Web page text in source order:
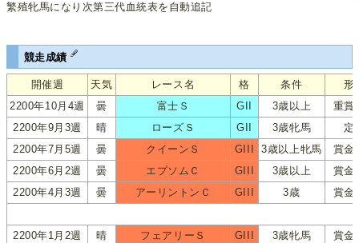
繁殖牝馬になり次第三代血統表を自動追記
競走成績
開催週 天気 レース名 格 条件
形
2200年10月4週
曇 富士Ｓ GII 3歳以上
重賞
2200年9月3週
晴 ローズＳ GII 3歳牝馬
定
2200年7月5週
曇 クイーンＳ GIII 3歳以上牝馬
賞金
2200年6月2週
曇 エプソムＣ GIII 3歳以上
賞金
2200年4月3週
曇 アーリントンＣ GIII 3歳 賞金
2200年1月2週 晴 フェアリーＳ GIII 3歳牝馬
賞金